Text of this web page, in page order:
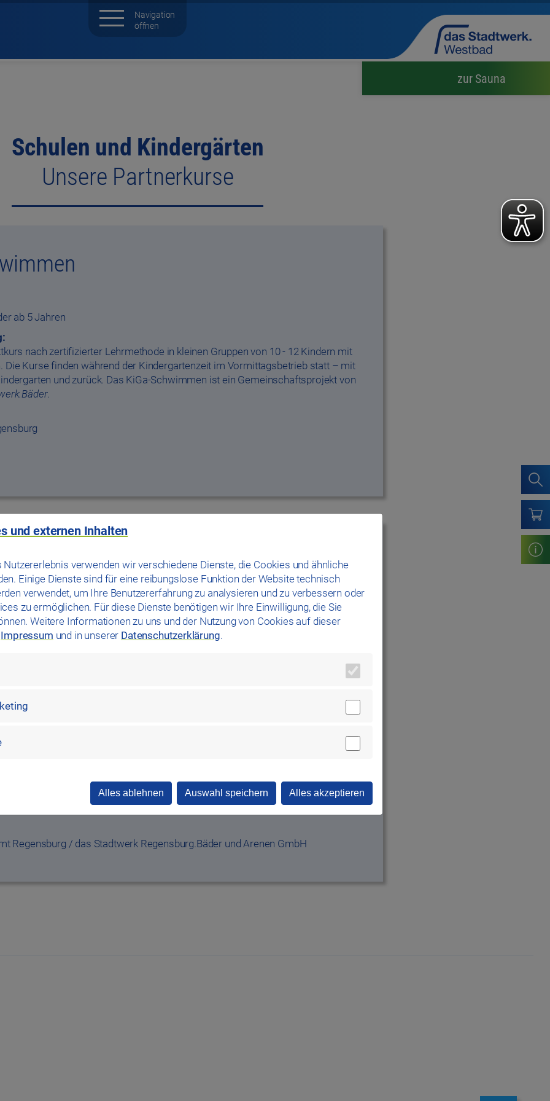
zur Sauna
Schulen und Kindergärten
Unsere Partnerkurse
ab 5 Jahren
nach zertifizierter Lehrmethode in kleinen Gruppen von 10 - 12 Kindern mit
Die Kurse finden während der Kindergartenzeit im Vormittagsbetrieb statt – mit
und zurück. Das KiGa-Schwimmen ist ein Gemeinschaftsprojekt von
.
Eine qualifizierter Schwimmlehrer von
beim Schwimmunterricht und widmet sich intensiv den
90 % der Nichtschwimmer können nach diesem fünftägigen Intensivkurs
werden gegen Schuljahresende per Post mit allen Informationen
sich bis zur ersten Ferienwoche an. Die Einteilung erfolgt über das Schulamt.
Regensburg / das Stadtwerk Regensburg.Bäder und Arenen GmbH
und externen Inhalten
verwenden wir verschiedene Dienste, die Cookies und ähnliche
Einige Dienste sind für eine reibungslose Funktion der Website technisch
verwendet, um Ihre Benutzererfahrung zu analysieren und zu verbessern oder
zu ermöglichen. Für diese Dienste benötigen wir Ihre Einwilligung, die Sie
Weitere Informationen zu uns und der Nutzung von Cookies auf dieser
Impressum und in unserer Datenschutzerklärung.
Alles ablehnen Auswahl speichern Alles akzeptieren